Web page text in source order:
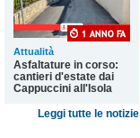
Attualità
Asfaltature in corso:
cantieri d'estate dai
Cappuccini all'Isola
Leggi tutte le notizie